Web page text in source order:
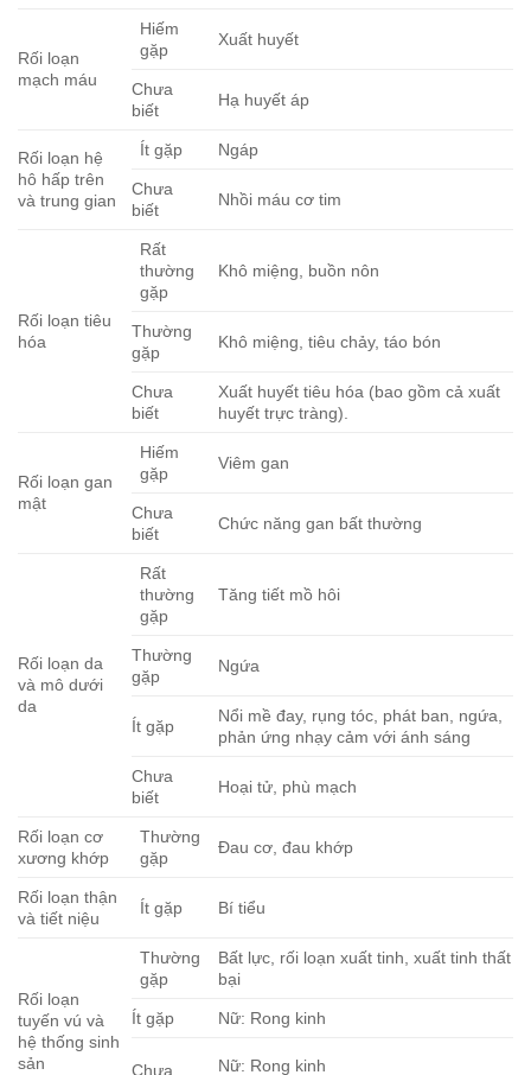
Rối loạn
mạch máu
Hiếm
gặp
Xuất huyết
Chưa
biết
Hạ huyết áp
Rối loạn hệ
hô hấp trên
và trung gian
Ít gặp Ngáp
Chưa
biết
Nhồi máu cơ tim
Rối loạn tiêu
hóa
Rất
thường
gặp
Khô miệng, buồn nôn
Thường
gặp
Khô miệng, tiêu chảy, táo bón
Chưa
biết
Xuất huyết tiêu hóa (bao gồm cả xuất
huyết trực tràng).
Rối loạn gan
mật
Hiếm
gặp
Viêm gan
Chưa
biết
Chức năng gan bất thường
Rối loạn da
và mô dưới
da
Rất
thường
gặp
Tăng tiết mồ hôi
Thường
gặp
Ngứa
Ít gặp
Nổi mề đay, rụng tóc, phát ban, ngứa,
phản ứng nhạy cảm với ánh sáng
Chưa
biết
Hoại tử, phù mạch
Rối loạn cơ
xương khớp
Thường
gặp
Đau cơ, đau khớp
Rối loạn thận
và tiết niệu
Ít gặp Bí tiểu
Rối loạn
tuyến vú và
hệ thống sinh
sản
Thường
gặp
Bất lực, rối loạn xuất tinh, xuất tinh thất
bại
Ít gặp Nữ: Rong kinh
Chưa Nữ: Rong kinh